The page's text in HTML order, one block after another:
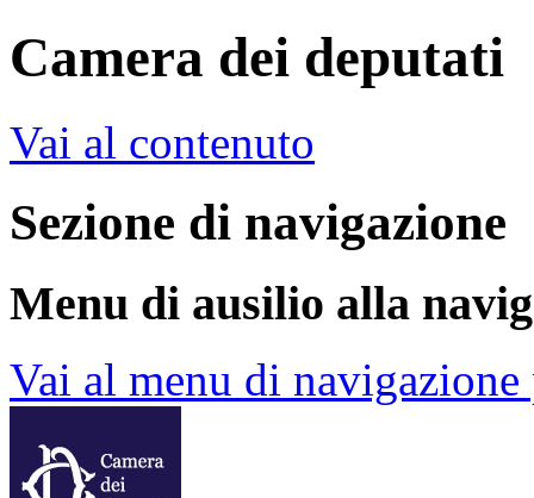
Camera dei deputati
Vai al contenuto
Sezione di navigazione
Menu di ausilio alla
Vai al menu di